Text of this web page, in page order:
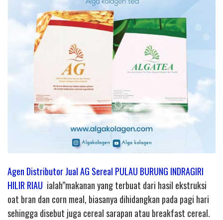
Agen Distributor Jual AG Sereal PULAU BURUNG INDRAGIRI
HILIR RIAU ialah”makanan yang terbuat dari hasil ekstruksi
oat bran dan corn meal, biasanya dihidangkan pada pagi hari
sehingga disebut juga cereal sarapan atau breakfast cereal.